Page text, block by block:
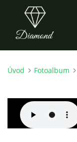
ÚVOD
AKTUALITY
Úvod Fotoalbum